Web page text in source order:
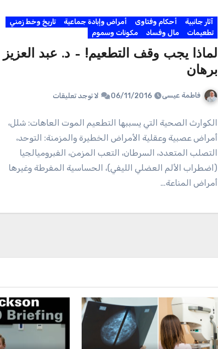
آثار جانبية أحكام وفتاوى أمراض وإبادة جماعية
تاريخ وخط زمني
تطعيمات
مال وفساد مكونات وسموم
لماذا يجب وقف التطعيم! – د. عبد العزيز
برهان
فاطمة عيسى 06/11/2016 لا توجد تعليقات
الكوارث الصحية التي يسببها التطعيم الموت العاهات: شلل،
أمراض عصبية وعقلية الأمراض الخطيرة والمزمنة: التوحد،
التصلب المتعدد، السرطان، التعب المزمن، الفبروميالجيا
(اضطراب الألم العضلي الليفي)، الحساسية المفرطة وغيرها
أمراض المناعة…